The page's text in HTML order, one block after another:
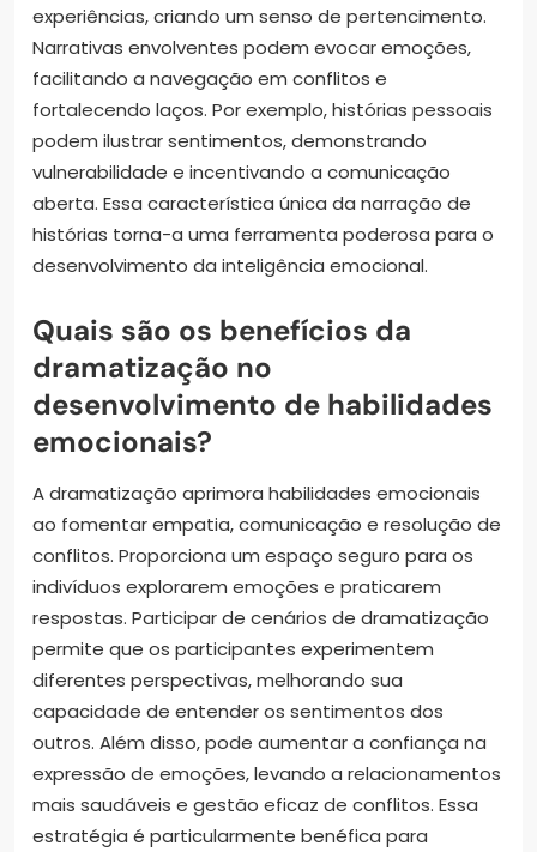
experiências, criando um senso de pertencimento.
Narrativas envolventes podem evocar emoções,
facilitando a navegação em conflitos e
fortalecendo laços. Por exemplo, histórias pessoais
podem ilustrar sentimentos, demonstrando
vulnerabilidade e incentivando a comunicação
aberta. Essa característica única da narração de
histórias torna-a uma ferramenta poderosa para o
desenvolvimento da inteligência emocional.
Quais são os benefícios da
dramatização no
desenvolvimento de habilidades
emocionais?
A dramatização aprimora habilidades emocionais
ao fomentar empatia, comunicação e resolução de
conflitos. Proporciona um espaço seguro para os
indivíduos explorarem emoções e praticarem
respostas. Participar de cenários de dramatização
permite que os participantes experimentem
diferentes perspectivas, melhorando sua
capacidade de entender os sentimentos dos
outros. Além disso, pode aumentar a confiança na
expressão de emoções, levando a relacionamentos
mais saudáveis e gestão eficaz de conflitos. Essa
estratégia é particularmente benéfica para